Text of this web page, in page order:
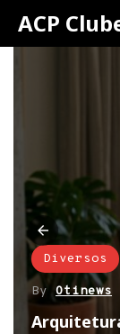
ACP
Diversos
By Otinews